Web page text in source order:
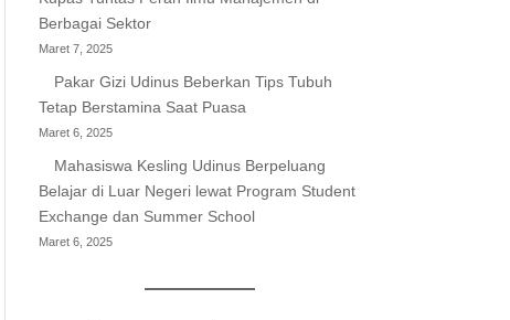
Berbagai Sektor
Maret 7, 2025
Pakar Gizi Udinus Beberkan Tips Tubuh
Tetap Berstamina Saat Puasa
Maret 6, 2025
Mahasiswa Kesling Udinus Berpeluang
Belajar di Luar Negeri lewat Program Student
Exchange dan Summer School
Maret 6, 2025